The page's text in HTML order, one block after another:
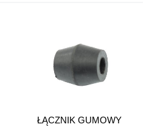
ŁĄCZNIK GUMOWY